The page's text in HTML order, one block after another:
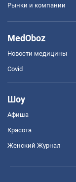
Рынки и компании
MedOboz
Новости медицины
Covid
Шоу
Афиша
Красота
Женский Журнал